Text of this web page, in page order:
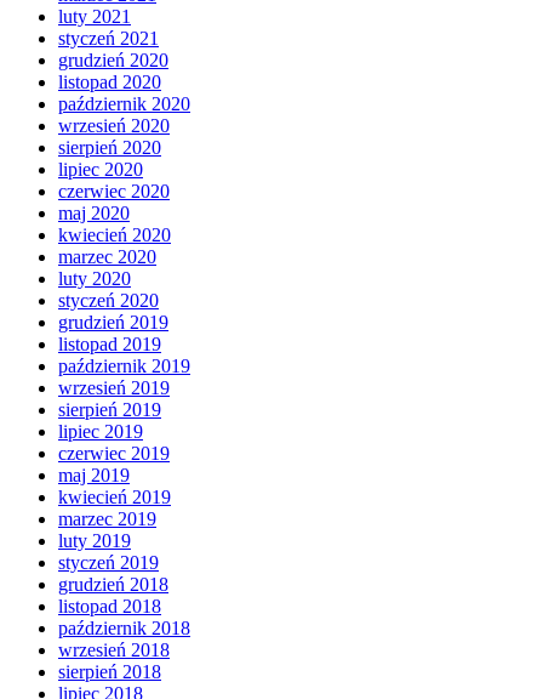
luty 2021
styczeń 2021
grudzień 2020
listopad 2020
październik 2020
wrzesień 2020
sierpień 2020
lipiec 2020
czerwiec 2020
maj 2020
kwiecień 2020
marzec 2020
luty 2020
styczeń 2020
grudzień 2019
listopad 2019
październik 2019
wrzesień 2019
sierpień 2019
lipiec 2019
czerwiec 2019
maj 2019
kwiecień 2019
marzec 2019
luty 2019
styczeń 2019
grudzień 2018
listopad 2018
październik 2018
wrzesień 2018
sierpień 2018
lipiec 2018